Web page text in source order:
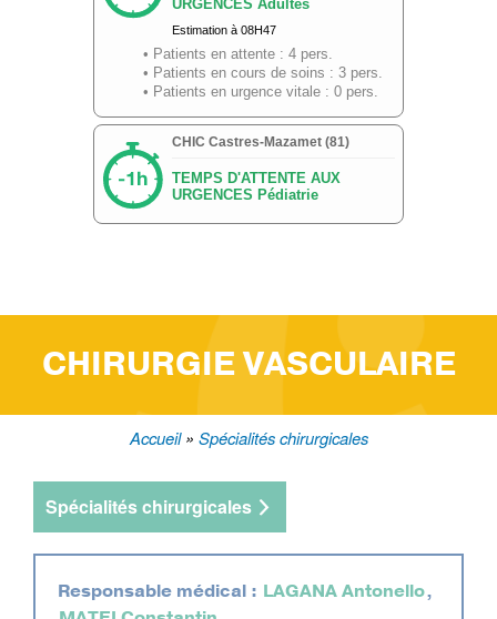
CHIRURGIE VASCULAIRE
d'Ariane
Accueil Spécialités chirurgicales
Spécialités chirurgicales
Responsable médical : LAGANA Antonello,